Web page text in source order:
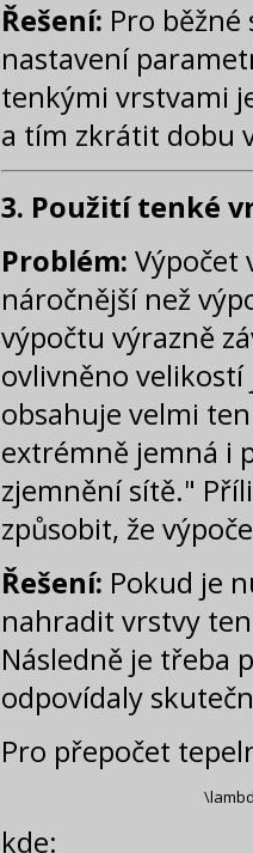
Řešení: Pro
nastavení
tenkými vrstvami
a tím zkrátit dobu
3. Použití tenké
Problém: Výpočet
náročnější než
výpočtu výrazně
ovlivněno
obsahuje velmi
extrémně jemná i
zjemnění sítě."
způsobit, že
Řešení: Pokud je
nahradit vrstvy
Následně je třeba
odpovídaly
Pro přepočet
kde: